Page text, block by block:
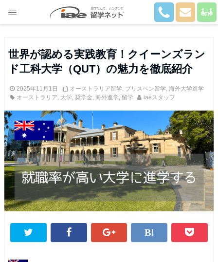
世界が認める実践教育！クイーンズラン
ド工科大学（QUT）の魅力を徹底紹介
2025年11月1日 オーストラリア留学, ブリスベン留学, 海外大学進学
オーストラリア, 大学, 奨学金, 海外進学, 留学 iaeスタッフ